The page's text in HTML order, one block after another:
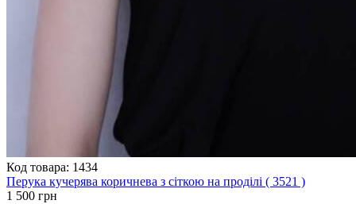
Код товара: 1434
Перука кучерява коричнева з сіткою на проділі ( 3521 )
1 500 грн